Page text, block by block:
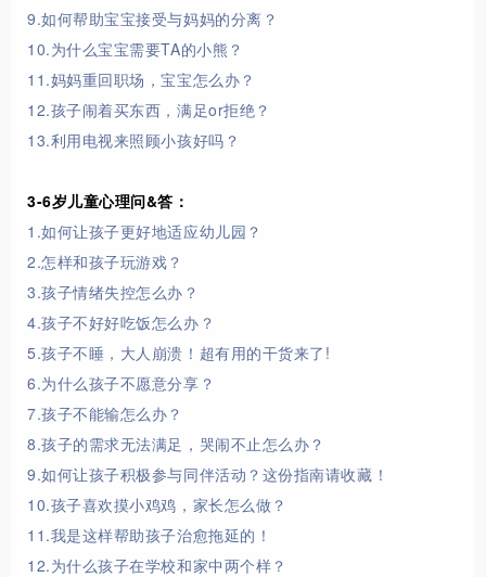
9.如何帮助宝宝接受与妈妈的分离？
10.为什么宝宝需要TA的小熊？
11.妈妈重回职场，宝宝怎么办？
12.孩子闹着买东西，满足or拒绝？
13.利用电视来照顾小孩好吗？
3-6岁儿童心理问&答：
1.如何让孩子更好地适应幼儿园？
2.怎样和孩子玩游戏？
3.孩子情绪失控怎么办？
4.孩子不好好吃饭怎么办？
5.孩子不睡，大人崩溃！超有用的干货来了!
6.为什么孩子不愿意分享？
7.孩子不能输怎么办？
8.孩子的需求无法满足，哭闹不止怎么办？
9.如何让孩子积极参与同伴活动？这份指南请收藏！
10.孩子喜欢摸小鸡鸡，家长怎么做？
11.我是这样帮助孩子治愈拖延的！
12.为什么孩子在学校和家中两个样？